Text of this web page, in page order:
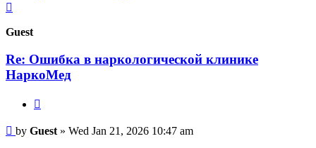
Guest
Re: Ошибка в наркологической клинике
НаркоМед
Post
by Guest » Wed Jan 21, 2026 10:47 am